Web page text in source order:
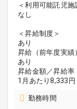
＜利用可能託児施
なし
＜昇給制度＞
あり
昇給（前年度実績
あり
昇給金額／昇給率
1月あたり8,333円
勤務時間